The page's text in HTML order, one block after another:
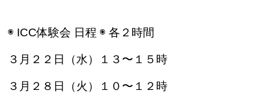
◉ ICC体験会 日程 ◉ 各２時間
３月２２日（水）１３〜１５時
３月２８日（火）１０〜１２時